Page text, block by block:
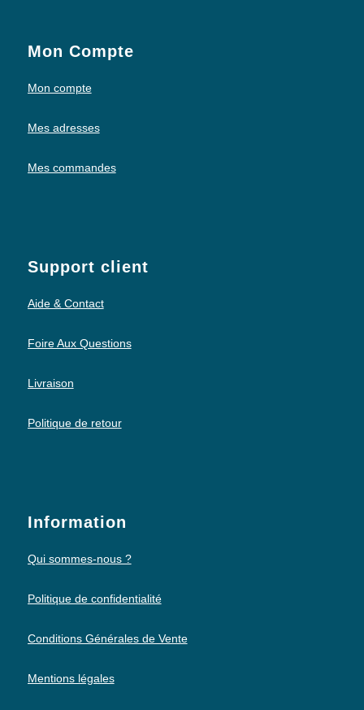
Mon Compte
Mon compte
Mes adresses
Mes commandes
Support client
Aide & Contact
Foire Aux Questions
Livraison
Politique de retour
Information
Qui sommes-nous ?
Politique de confidentialité
Conditions Générales de Vente
Mentions légales